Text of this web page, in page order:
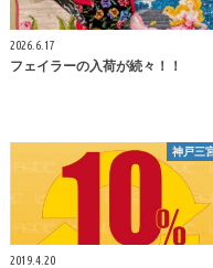
2026.6.17
フェイラーの入荷が続々！！
神戸三
2019.4.20